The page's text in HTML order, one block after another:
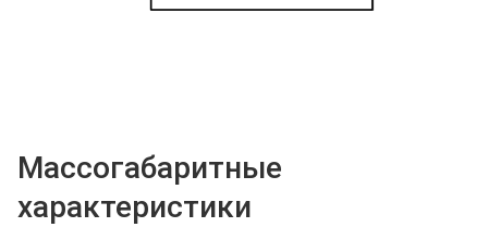
Массогабаритные
характеристики